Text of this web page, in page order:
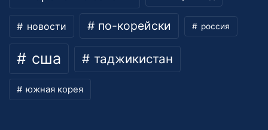
новости по-корейски россия
сша таджикистан
южная корея